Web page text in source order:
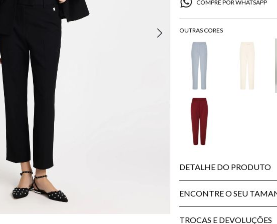
COMPRE POR WHATSAPP
DETALHE DO PRODUTO
ENCONTRE O SEU
TROCAS E DEVOLUÇÕES